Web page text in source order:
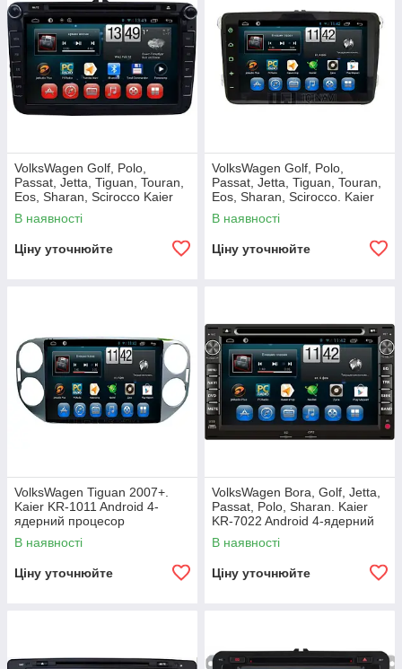
VolksWagen Golf, Polo,
Passat, Jetta, Tiguan, Touran,
Eos, Sharan, Scirocco Kaier
KR-8051 Android 4Q
В наявності
Ціну уточнюйте
VolksWagen Golf, Polo,
Passat, Jetta, Tiguan, Touran,
Eos, Sharan, Scirocco. Kaier
KR-8087. Android 4Q
В наявності
Ціну уточнюйте
VolksWagen Tiguan 2007+.
Kaier KR-1011 Android 4-
ядерний процесор
В наявності
Ціну уточнюйте
VolksWagen Bora, Golf, Jetta,
Passat, Polo, Sharan. Kaier
KR-7022 Android 4-ядерний
процесор
В наявності
Ціну уточнюйте